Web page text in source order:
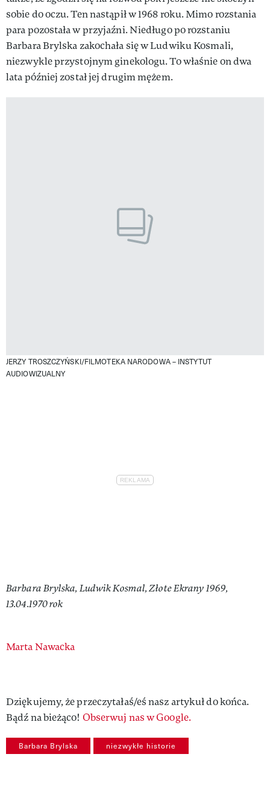
sobie do oczu. Ten nastąpił w 1968 roku. Mimo rozstania
para pozostała w przyjaźni. Niedługo po rozstaniu
Barbara Brylska zakochała się w Ludwiku Kosmali,
niezwykle przystojnym ginekologu. To właśnie on dwa
lata później został jej drugim mężem.
JERZY TROSZCZYŃSKI/FILMOTEKA NARODOWA – INSTYTUT
AUDIOWIZUALNY
Barbara Brylska, Ludwik Kosmal, Złote Ekrany 1969,
13.04.1970 rok
Authors
Marta Nawacka
Dziękujemy, że przeczytałaś/eś nasz artykuł do końca.
Bądź na bieżąco! Obserwuj nas w Google.
Barbara Brylska niezwykłe historie